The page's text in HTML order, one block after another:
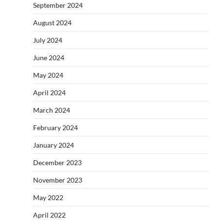
September 2024
August 2024
July 2024
June 2024
May 2024
April 2024
March 2024
February 2024
January 2024
December 2023
November 2023
May 2022
April 2022